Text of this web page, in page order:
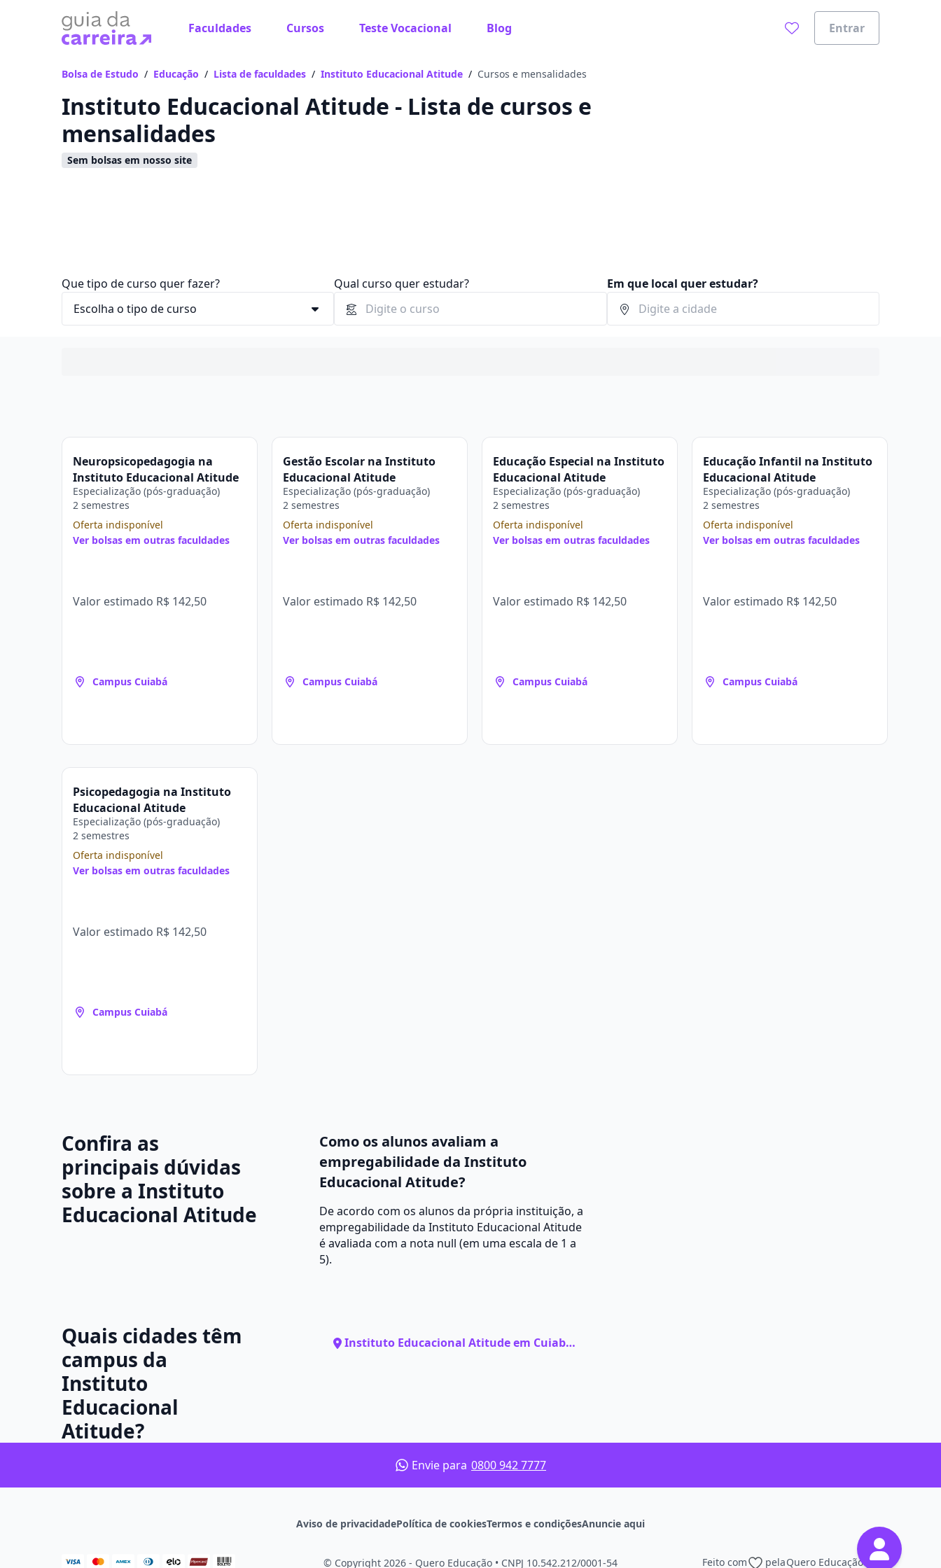
Faculdades Cursos Teste Vocacional Blog Entrar
Vamos te guiar no caminho ideal para seus estudos
Bolsa de Estudo / Educação / Lista de faculdades / Instituto Educacional Atitude / Cursos e mensalidades
Instituto Educacional Atitude - Lista de cursos e
mensalidades
Sem bolsas em nosso site
Que tipo de curso quer fazer? Qual curso quer estudar? Em que local quer estudar?
Neuropsicopedagogia na
Instituto Educacional Atitude
Especialização (pós-graduação)
2 semestres
Oferta indisponível
Ver bolsas em outras faculdades
Valor estimado R$ 142,50
Campus Cuiabá
Gestão Escolar na Instituto
Educacional Atitude
Especialização (pós-graduação)
2 semestres
Oferta indisponível
Ver bolsas em outras faculdades
Valor estimado R$ 142,50
Campus Cuiabá
Educação Especial na Instituto
Educacional Atitude
Especialização (pós-graduação)
2 semestres
Oferta indisponível
Ver bolsas em outras faculdades
Valor estimado R$ 142,50
Campus Cuiabá
Educação Infantil na Instituto
Educacional Atitude
Especialização (pós-graduação)
2 semestres
Oferta indisponível
Ver bolsas em outras faculdades
Valor estimado R$ 142,50
Campus Cuiabá
Psicopedagogia na Instituto
Educacional Atitude
Especialização (pós-graduação)
2 semestres
Oferta indisponível
Ver bolsas em outras faculdades
Valor estimado R$ 142,50
Campus Cuiabá
Confira as
principais dúvidas
sobre a Instituto
Educacional Atitude
Como os alunos avaliam a
empregabilidade da Instituto
Educacional Atitude?
De acordo com os alunos da própria instituição, a
empregabilidade da Instituto Educacional Atitude
é avaliada com a nota null (em uma escala de 1 a
5).
Quais cidades têm
campus da
Instituto
Educacional
Atitude?
Instituto Educacional Atitude em Cuiabá
Envie para 0800 942 7777
Aviso de privacidadePolítica de cookiesTermos e condiçõesAnuncie aqui
© Copyright 2026 - Quero Educação • CNPJ 10.542.212/0001-54 Feito com pelaQuero Educação